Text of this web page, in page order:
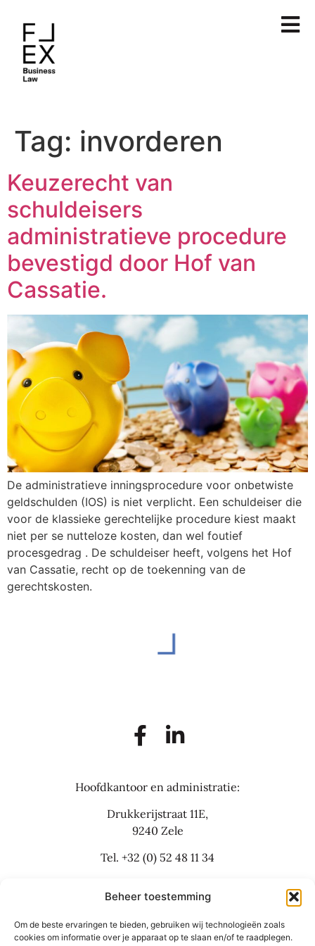
Beheer toestemming
Om de beste ervaringen te bieden, gebruiken wij technologieën zoals
cookies om informatie over je apparaat op te slaan en/of te raadplegen.
Tag: invorderen
Keuzerecht van
schuldeisers
administratieve procedure
bevestigd door Hof van
Cassatie.
De administratieve inningsprocedure voor onbetwiste
geldschulden (IOS) is niet verplicht. Een schuldeiser die
voor de klassieke gerechtelijke procedure kiest maakt
niet per se nutteloze kosten, dan wel foutief
procesgedrag . De schuldeiser heeft, volgens het Hof
van Cassatie, recht op de toekenning van de
gerechtskosten.
Hoofdkantoor en administratie:
Drukkerijstraat 11E,
9240 Zele
Tel. +32 (0) 52 48 11 34
Bijkantoor: